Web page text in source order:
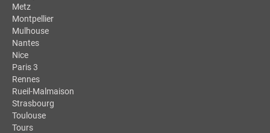
Metz
Montpellier
Mulhouse
Nantes
Nice
Paris 3
Rennes
Rueil-Malmaison
Strasbourg
Toulouse
Tours